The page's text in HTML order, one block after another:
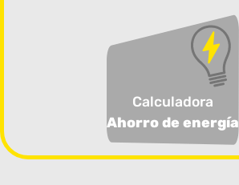
Calculadora
Ahorro de energía